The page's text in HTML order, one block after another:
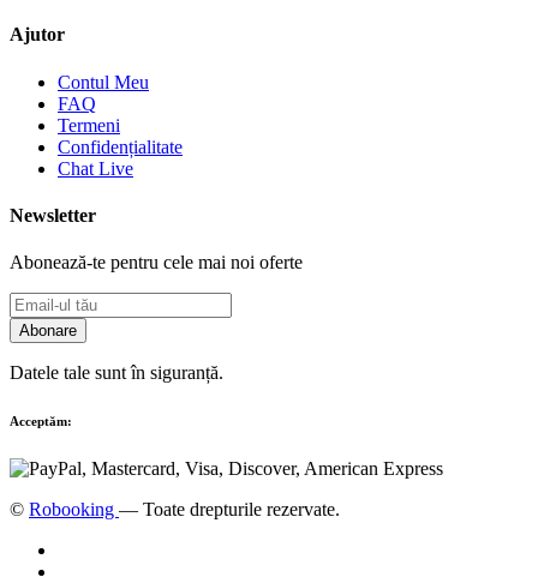
Ajutor
Contul Meu
FAQ
Termeni
Confidențialitate
Chat Live
Newsletter
Abonează-te pentru cele mai noi oferte
Abonare
Datele tale sunt în siguranță.
Acceptăm:
© Robooking — Toate drepturile rezervate.